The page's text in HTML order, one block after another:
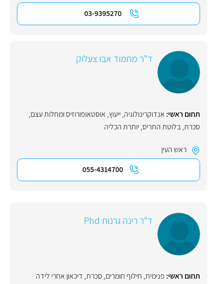
03-9395270
ד"ר מחמוד אבו צעלוק
תחום ראשי: אנדוקרינולוגיה,ייעוץ, אוסטאופורוזיס ומחלות עצם,
סכרת,בלוטת התריס,יותרת הכליה
ראש העין
055-4314700
ד"ר רינה גרנות Phd
תחום ראשי: פנימית, חילוף חומרים, סכרת, דיכאון אחרי לידה